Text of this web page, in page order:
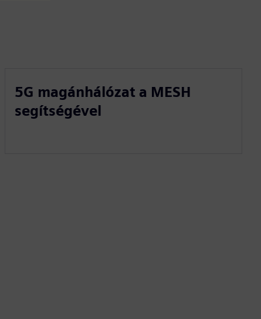
5G magánhálózat a MESH
segítségével